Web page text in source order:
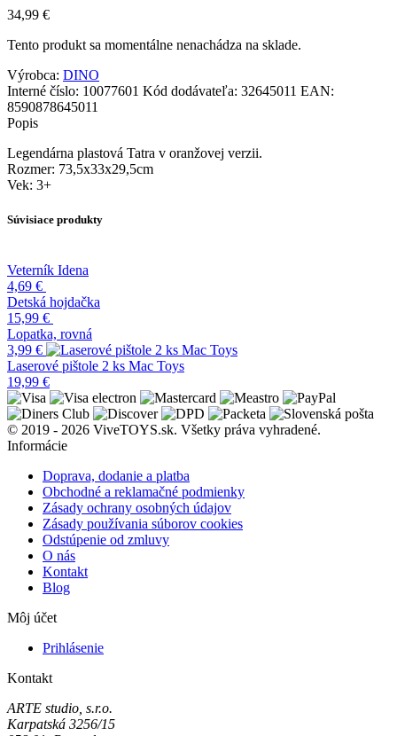
34,99 €
Tento produkt sa momentálne nenachádza na sklade.
Výrobca: DINO
Interné číslo: 10077601 Kód dodávateľa: 32645011 EAN:
8590878645011
Popis
Legendárna plastová Tatra v oranžovej verzii.
Rozmer: 73,5x33x29,5cm
Vek: 3+
Súvisiace produkty
Veterník Idena
4,69 €
Detská hojdačka
15,99 €
Lopatka, rovná
3,99 €
Laserové pištole 2 ks Mac Toys
19,99 €
© 2019 - 2026 ViveTOYS.sk. Všetky práva vyhradené.
Informácie
Doprava, dodanie a platba
Obchodné a reklamačné podmienky
Zásady ochrany osobných údajov
Zásady používania súborov cookies
Odstúpenie od zmluvy
O nás
Kontakt
Blog
Môj účet
Prihlásenie
Kontakt
ARTE studio, s.r.o.
Karpatská 3256/15